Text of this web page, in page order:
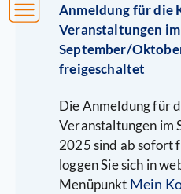
Anmeldung für die
Veranstaltungen im
September/
freigeschaltet
Die Anmeldung für
Veranstaltungen
2025 sind ab sofort
loggen Sie sich in
Menüpunkt Mein